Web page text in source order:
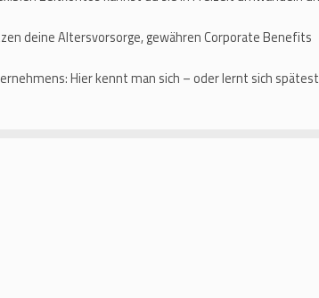
deine Altersvorsorge, gewähren Corporate Benefits
Hier kennt man sich – oder lernt sich